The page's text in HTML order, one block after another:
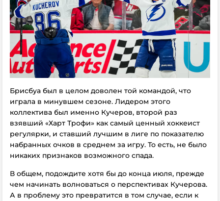
Брисбуа был в целом доволен той командой, что
играла в минувшем сезоне. Лидером этого
коллектива был именно Кучеров, второй раз
взявший «Харт Трофи» как самый ценный хоккеист
регулярки, и ставший лучшим в лиге по показателю
набранных очков в среднем за игру. То есть, не было
никаких признаков возможного спада.
В общем, подождите хотя бы до конца июля, прежде
чем начинать волноваться о перспективах Кучерова.
А в проблему это превратится в том случае, если к